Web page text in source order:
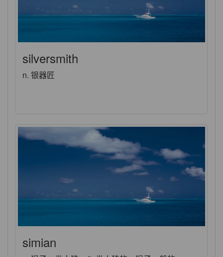
silversmith
n. 银器匠
simian